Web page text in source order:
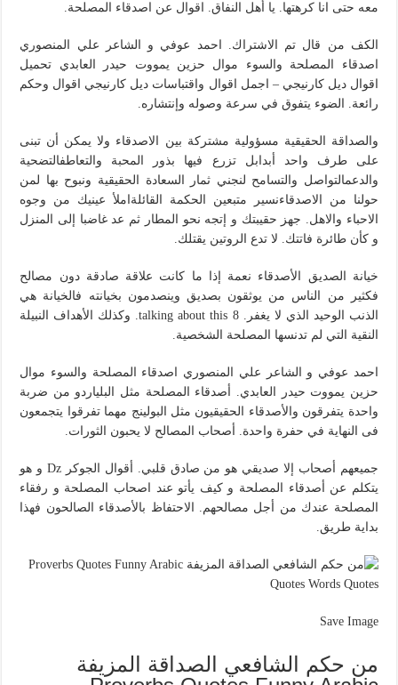
معه حتى انا كرهتها. يا أهل النفاق. اقوال عن اصدقاء المصلحة.
الكف من قال تم الاشتراك. احمد عوفي و الشاعر علي المنصوري
اصدقاء المصلحة والسوء موال حزين يمووت حيدر العابدي تحميل
اقوال ديل كارنيجي – اجمل اقوال واقتباسات ديل كارنيجي اقوال وحكم
رائعة. الضوء يتفوق في سرعة وصوله وإنتشاره.
والصداقة الحقيقية مسؤولية مشتركة بين الاصدقاء ولا يمكن أن تبنى
على طرف واحد أبدابل تزرع فيها بذور المحبة والتعاطفالتضحية
والدعمالتواصل والتسامح لنجني ثمار السعادة الحقيقية ونبوح بها لمن
حولنا من الاصدقاءنسير متبعين الحكمة القائلةاملأ عينيك من وجوه
الاحباء والاهل. جهز حقيبتك و إتجه نحو المطار ثم عد غاضبا إلى المنزل
و كأن طائرة فاتتك. لا تدع الروتين يقتلك.
خيانة الصديق الأصدقاء نعمة إذا ما كانت علاقة صادقة دون مصالح
فكثير من الناس من يوثقون بصديق وينصدمون بخيانته فالخيانة هي
الذنب الوحيد الذي لا يغفر. 8 talking about this. وكذلك الأهداف النبيلة
النقية التي لم تدنسها المصلحة الشخصية.
احمد عوفي و الشاعر علي المنصوري اصدقاء المصلحة والسوء موال
حزين يمووت حيدر العابدي. أصدقاء المصلحة مثل البلياردو من ضربة
واحدة يتفرقون والأصدقاء الحقيقيون مثل البولينج مهما تفرقوا يتجمعون
فى النهاية في حفرة واحدة. أصحاب المصالح لا يحبون الثورات.
جميعهم أصحاب إلا صديقي هو من صادق قلبي. أقوال الجوكر Dz و هو
يتكلم عن أصدقاء المصلحة و كيف يأتو عند اصحاب المصلحة و رفقاء
المصلحة عندك من أجل مصالحهم. الاحتفاظ بالأصدقاء الصالحون فهذا
بداية طريق.
Save Image
من حكم الشافعي الصداقة المزيفة